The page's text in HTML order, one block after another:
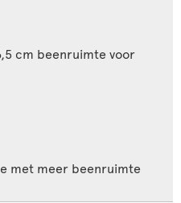
cm beenruimte voor
met meer beenruimte